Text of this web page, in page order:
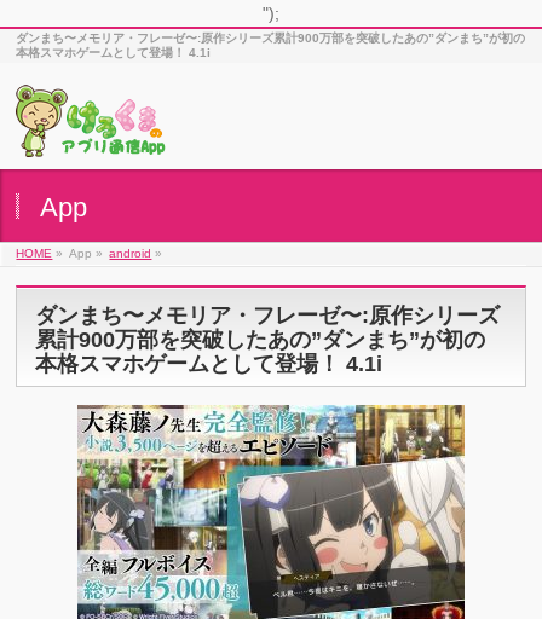
");
ダンまち〜メモリア・フレーゼ〜:原作シリーズ累計900万部を突破したあの”ダンまち”が初の
本格スマホゲームとして登場！ 4.1i
App
HOME » App » android »
ダンまち〜メモリア・フレーゼ〜:原作シリーズ
累計900万部を突破したあの”ダンまち”が初の
本格スマホゲームとして登場！ 4.1i